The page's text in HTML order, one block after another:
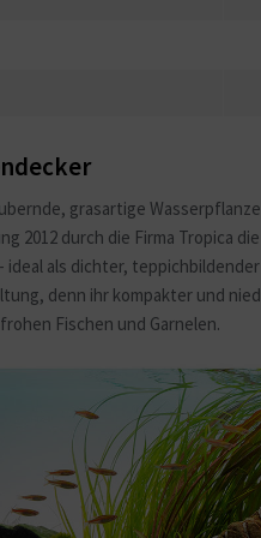
grasartige
2012 durch die Firma Tropica
als dichter,
denn ihr kompakter und
Fischen und Garnelen.